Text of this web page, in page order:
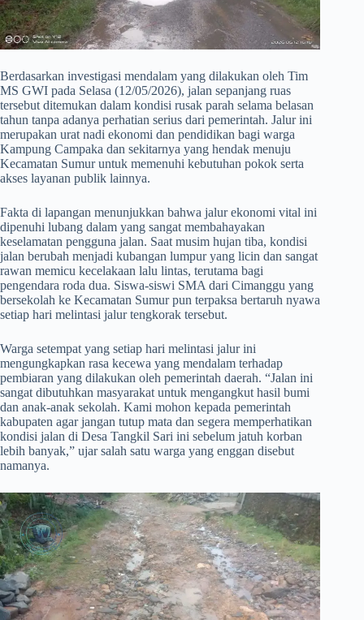
​Berdasarkan investigasi mendalam yang dilakukan oleh Tim
MS GWI pada Selasa (12/05/2026), jalan sepanjang ruas
tersebut ditemukan dalam kondisi rusak parah selama belasan
tahun tanpa adanya perhatian serius dari pemerintah. Jalur ini
merupakan urat nadi ekonomi dan pendidikan bagi warga
Kampung Campaka dan sekitarnya yang hendak menuju
Kecamatan Sumur untuk memenuhi kebutuhan pokok serta
akses layanan publik lainnya.
​Fakta di lapangan menunjukkan bahwa jalur ekonomi vital ini
dipenuhi lubang dalam yang sangat membahayakan
keselamatan pengguna jalan. Saat musim hujan tiba, kondisi
jalan berubah menjadi kubangan lumpur yang licin dan sangat
rawan memicu kecelakaan lalu lintas, terutama bagi
pengendara roda dua. Siswa-siswi SMA dari Cimanggu yang
bersekolah ke Kecamatan Sumur pun terpaksa bertaruh nyawa
setiap hari melintasi jalur tengkorak tersebut.
​Warga setempat yang setiap hari melintasi jalur ini
mengungkapkan rasa kecewa yang mendalam terhadap
pembiaran yang dilakukan oleh pemerintah daerah. “Jalan ini
sangat dibutuhkan masyarakat untuk mengangkut hasil bumi
dan anak-anak sekolah. Kami mohon kepada pemerintah
kabupaten agar jangan tutup mata dan segera memperhatikan
kondisi jalan di Desa Tangkil Sari ini sebelum jatuh korban
lebih banyak,” ujar salah satu warga yang enggan disebut
namanya.